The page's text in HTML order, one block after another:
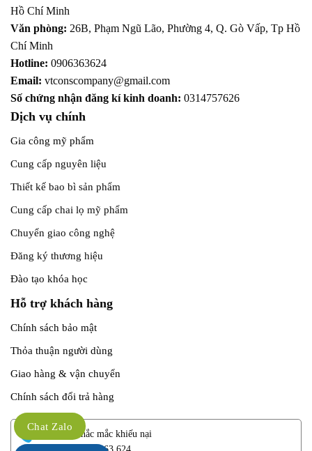
Hồ Chí Minh
Văn phòng: 26B, Phạm Ngũ Lão, Phường 4, Q. Gò Vấp, Tp Hồ
Chí Minh
Hotline: 0906363624
Email: vtconscompany@gmail.com
Số chứng nhận đăng kí kinh doanh: 0314757626
Dịch vụ chính
Gia công mỹ phẩm
Cung cấp nguyên liệu
Thiết kế bao bì sản phẩm
Cung cấp chai lọ mỹ phẩm
Chuyển giao công nghệ
Đăng ký thương hiệu
Đào tạo khóa học
Hỗ trợ khách hàng
Chính sách bảo mật
Thỏa thuận người dùng
Giao hàng & vận chuyển
Chính sách đổi trả hàng
Giải đáp thắc mắc khiếu nại
Chat Zalo